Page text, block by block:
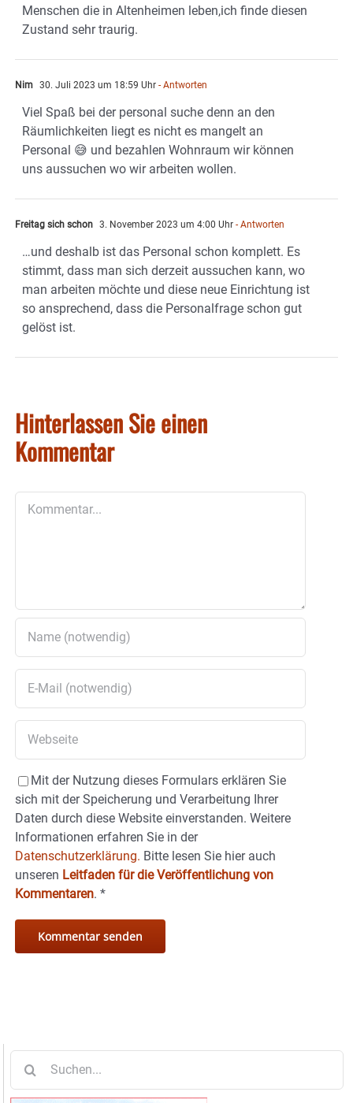
Menschen die in Altenheimen leben,ich finde diesen
Zustand sehr traurig.
Nim 30. Juli 2023 um 18:59 Uhr - Antworten
Viel Spaß bei der personal suche denn an den
Räumlichkeiten liegt es nicht es mangelt an
Personal 😅 und bezahlen Wohnraum wir können
uns aussuchen wo wir arbeiten wollen.
Freitag sich schon 3. November 2023 um 4:00 Uhr - Antworten
…und deshalb ist das Personal schon komplett. Es
stimmt, dass man sich derzeit aussuchen kann, wo
man arbeiten möchte und diese neue Einrichtung ist
so ansprechend, dass die Personalfrage schon gut
gelöst ist.
Hinterlassen Sie einen
Kommentar
Mit der Nutzung dieses Formulars erklären Sie
sich mit der Speicherung und Verarbeitung Ihrer
Daten durch diese Website einverstanden. Weitere
Informationen erfahren Sie in der
Datenschutzerklärung. Bitte lesen Sie hier auch
unseren Leitfaden für die Veröffentlichung von
Kommentaren. *
nach: